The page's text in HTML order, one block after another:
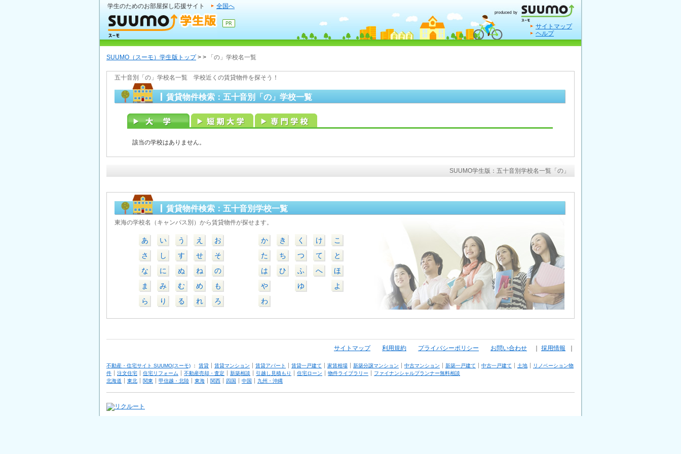
学生のためのお部屋探し応援サイト 全国へ
サイトマップ
ヘルプ
SUUMO（スーモ）学生版トップ> > 「の」学校名一覧
五十音別「の」学校名一覧 学校近くの賃貸物件を探そう！
賃貸物件検索：五十音別「の」学校一覧
該当の学校はありません。
SUUMO学生版：五十音別学校名一覧「の」
賃貸物件検索：五十音別学校一覧
東海の学校名（キャンパス別）から賃貸物件が探せます。
あ い う え
お
さ
し す せ
そ
な
に ぬ ね
の
ま
み む め
も
ら
り る れ ろ
か き く け
こ
た
ち つ て
と
は
ひ ふ へ
ほ
や
ゆ
よ
わ
サイトマップ 利用規約 プライバシーポリシー お問い合わせ 採用情報
不動産・住宅サイト SUUMO(スーモ) ： 賃貸 賃貸マンション 賃貸アパート 賃貸一戸建て 家賃相場 新築分譲マンション 中古マンション 新築一戸建て 中古一戸建て 土地
リノベーション物
件
注文住宅 住宅リフォーム 不動産売却・査定 新築相談 引越し見積もり 住宅ローン 物件ライブラリー
ファイナンシャルプランナー無料相談
北海道
東北 関東 甲信越・北陸 東海 関西 四国 中国 九州・沖縄